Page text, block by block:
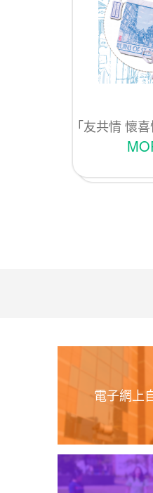
「友共情 懷
列Ａ款「
電子網上